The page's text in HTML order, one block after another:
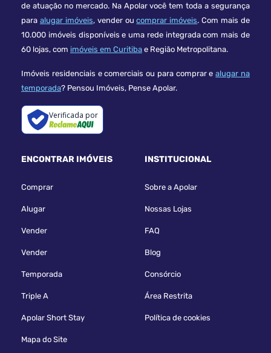
de atuação no mercado. Na Apolar você tem toda a segurança
para alugar imóveis, vender oucomprar imóveis. Com mais de
10.000 imóveis disponíveis e uma rede integrada com mais de
60 lojas, com imóveis em Curitiba e Região Metropolitana.
Imóveis residenciais e comerciais ou para comprar ealugar na
temporada? Pensou Imóveis, Pense Apolar.
Verificada por
ENCONTRAR IMÓVEIS
Comprar
Alugar
Vender
Vender
Temporada
Triple A
Apolar Short Stay
Mapa do Site
INSTITUCIONAL
Sobre a Apolar
Nossas Lojas
FAQ
Blog
Consórcio
Área Restrita
Política de cookies